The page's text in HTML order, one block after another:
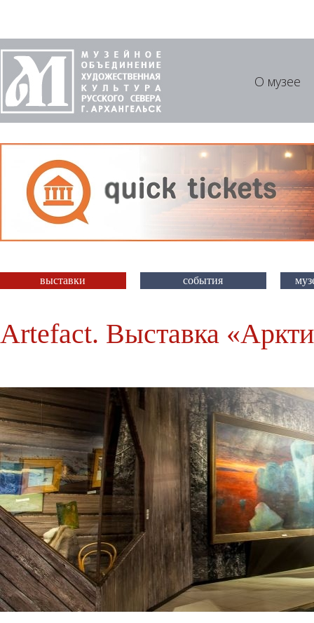
О музее
выставки события
Artefact. Выставка